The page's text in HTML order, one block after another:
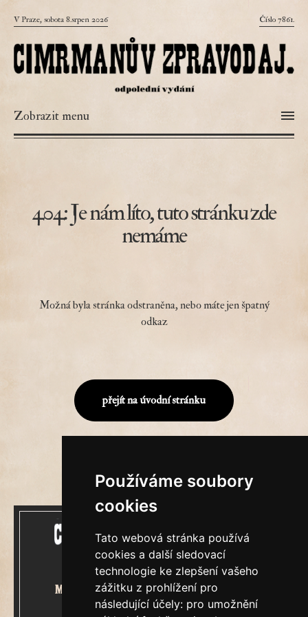
Používáme soubory
cookies
Tato webová stránka používá
cookies a další sledovací
technologie ke zlepšení vašeho
zážitku z prohlížení pro
následující účely: pro umožnění
V Praze, sobota 8.srpen 2026 Číslo 7861.
Zobrazit menu
404: Je nám líto, tuto stránku zde
nemáme
Možná byla stránka odstraněna, nebo máte jen špatný
odkaz
přejít na úvodní stránku
Mecenášem Cimrmanova Zpravodaje
je společnost